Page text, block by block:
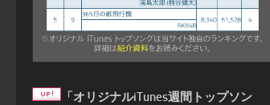
「オリジナルiTunes週間トップソン